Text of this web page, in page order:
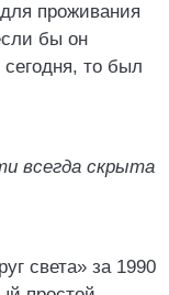
проживания
бы он
то был
всегда скрыта
света» за 1990